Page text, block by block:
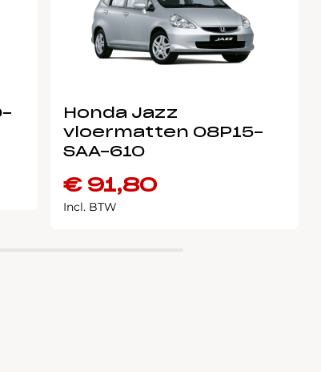
Honda Jazz
vloermatten 08P15-
SAA-610
€91,80
Incl. BTW